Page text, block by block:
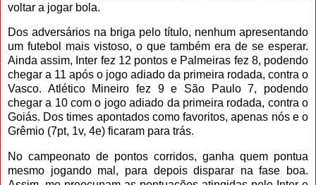
voltar a jogar bola.
Dos adversários na briga pelo título, nenhum apresentando
um futebol mais vistoso, o que também era de se esperar.
Ainda assim, Inter fez 12 pontos e Palmeiras fez 8, podendo
chegar a 11 após o jogo adiado da primeira rodada, contra o
Vasco. Atlético Mineiro fez 9 e São Paulo 7, podendo
chegar a 10 com o jogo adiado da primeira rodada, contra o
Goiás. Dos times apontados como favoritos, apenas nós e o
Grêmio (7pt, 1v, 4e) ficaram para trás.
No campeonato de pontos corridos, ganha quem pontua
mesmo jogando mal, para depois disparar na fase boa.